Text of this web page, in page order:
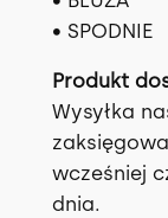
• SPODNIE
Produkt
Wysyłka
wcześniej
dnia.